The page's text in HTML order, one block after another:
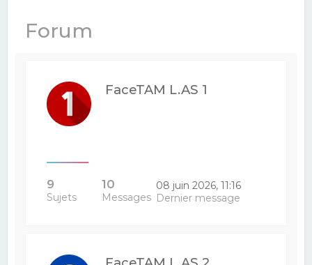
Forum
FaceTAM L.AS 1
9
Sujets
10
Messages
08 juin 2026, 11:16
Dernier message